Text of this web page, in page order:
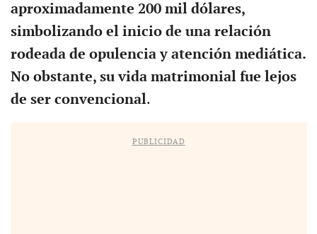
aproximadamente 200 mil dólares,
simbolizando el inicio de una relación
rodeada de opulencia y atención mediática.
No obstante, su vida matrimonial fue lejos
de ser convencional.
PUBLICIDAD